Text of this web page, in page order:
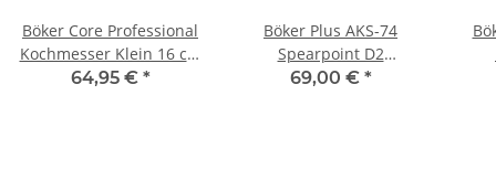
Böker Core Professional
Kochmesser Klein 16 cm
Klinge
64,95 € *
Böker Plus AKS-74
Spearpoint D2
Springmesser
69,00 € *